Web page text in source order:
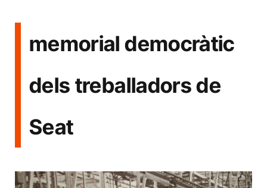
memorial democràtic
dels treballadors de
Seat